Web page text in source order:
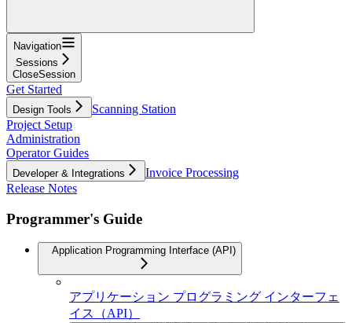
Navigation
Sessions
CloseSession
Get Started
Design Tools
Scanning Station
Project Setup
Administration
Operator Guides
Developer & Integrations
Invoice Processing
Release Notes
Programmer's Guide
Application Programming Interface (API)
アプリケーション プログラミング インターフェ
イス（API）